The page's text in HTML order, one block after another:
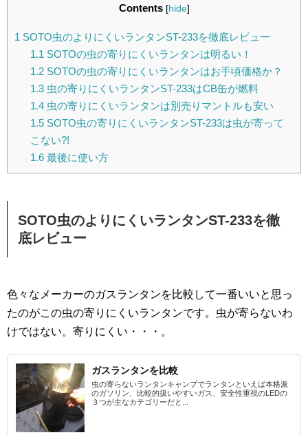
Contents [hide]
1 SOTO虫のよりにくいランタンST-233を徹底レビュー
1.1 SOTOの虫の寄りにくいランタンは明るい！
1.2SOTOの虫の寄りにくいランタンはお手頃価格か？
1.3虫の寄りにくいランタンST-233はCB缶が燃料
1.4虫の寄りにくいランタンは別売りマントルも安い
1.5SOTO虫の寄りにくいランタンST-233は虫が寄って
こない?!
1.6最後に使い方
SOTO虫のよりにくいランタンST-233を徹
底レビュー
色々なメーカーのガスランタンを比較して一番いいと思っ
たのがこの虫の寄りにくいランタンです。虫が寄らないわ
けではない。寄りにくい・・・。
ガスランタンを比較
虫の寄らないランタンキャンプでランタンといえば本格派
のガソリン、比較的扱いやすいガス、安全性重視のLEDの
３つが主なカテゴリーだと...